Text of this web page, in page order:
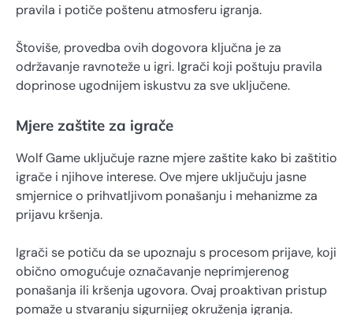
pravila i potiče poštenu atmosferu igranja.
Štoviše, provedba ovih dogovora ključna je za
održavanje ravnoteže u igri. Igrači koji poštuju pravila
doprinose ugodnijem iskustvu za sve uključene.
Mjere zaštite za igrače
Wolf Game uključuje razne mjere zaštite kako bi zaštitio
igrače i njihove interese. Ove mjere uključuju jasne
smjernice o prihvatljivom ponašanju i mehanizme za
prijavu kršenja.
Igrači se potiču da se upoznaju s procesom prijave, koji
obično omogućuje označavanje neprimjerenog
ponašanja ili kršenja ugovora. Ovaj proaktivan pristup
pomaže u stvaranju sigurnijeg okruženja igranja.